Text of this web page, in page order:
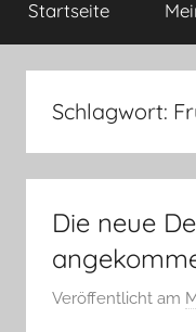
Lifestyle
Lifestyle
Rezensionen,
Produkttests
und
mehr
Startseite
Schlagwort:
Die neue
Veröffentlicht am